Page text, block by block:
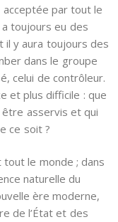
par tout le
toujours eu des
il y aura toujours des
dans le groupe
celui de contrôleur.
et plus difficile : que
asservis et qui
ce soit ?
tout le monde ; dans
naturelle du
ère moderne,
de l’État et des